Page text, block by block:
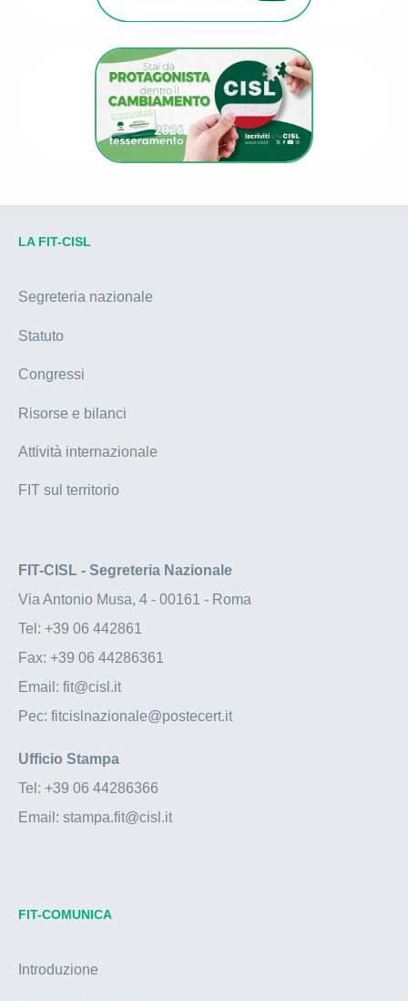
LA FIT-CISL
Segreteria nazionale
Statuto
Congressi
Risorse e bilanci
Attività internazionale
FIT sul territorio
FIT-CISL - Segreteria Nazionale
Via Antonio Musa, 4 - 00161 - Roma
Tel: +39 06 442861
Fax: +39 06 44286361
Email: fit@cisl.it
Pec: fitcislnazionale@postecert.it
Ufficio Stampa
Tel: +39 06 44286366
Email: stampa.fit@cisl.it
FIT-COMUNICA
Introduzione